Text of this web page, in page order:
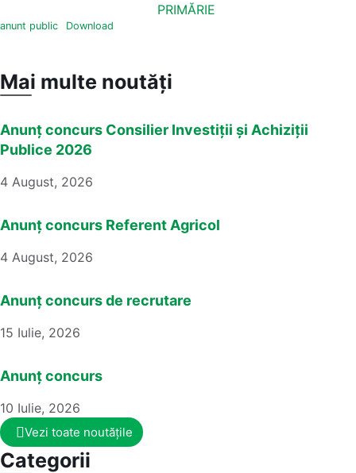
PRIMĂRIE
anunt public Download
Mai multe noutăți
Anunț concurs Consilier Investiții și Achiziții
Publice 2026
4 August, 2026
Anunț concurs Referent Agricol
4 August, 2026
Anunț concurs de recrutare
15 Iulie, 2026
Anunț concurs
10 Iulie, 2026
Vezi toate noutățile
Categorii